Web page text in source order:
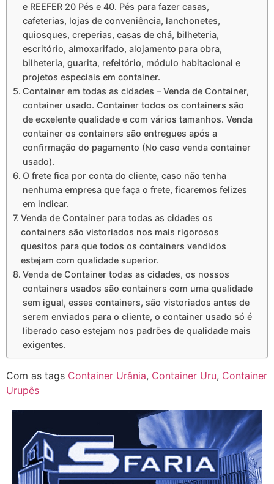
e REEFER 20 Pés e 40. Pés para fazer casas,
cafeterias, lojas de conveniência, lanchonetes,
quiosques, creperias, casas de chá, bilheteria,
escritório, almoxarifado, alojamento para obra,
bilheteria, guarita, refeitório, módulo habitacional e
projetos especiais em container.
Container em todas as cidades – Venda de Container,
container usado. Container todos os containers são
de ecxelente qualidade e com vários tamanhos. Venda
container os containers são entregues após a
confirmação do pagamento (No caso venda container
usado).
O frete fica por conta do cliente, caso não tenha
nenhuma empresa que faça o frete, ficaremos felizes
em indicar.
Venda de Container para todas as cidades os
containers são vistoriados nos mais rigorosos
quesitos para que todos os containers vendidos
estejam com qualidade superior.
Venda de Container todas as cidades, os nossos
containers usados são containers com uma qualidade
sem igual, esses containers, são vistoriados antes de
serem enviados para o cliente, o container usado só é
liberado caso estejam nos padrões de qualidade mais
exigentes.
Com as tags Container Urânia, Container Uru, Container
Urupês